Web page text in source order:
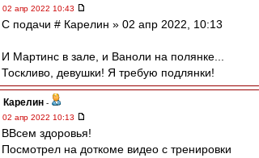
02 апр 2022 10:43
С подачи # Карелин » 02 апр 2022, 10:13
И Мартинс в зале, и Ваноли на полянке...
Тоскливо, девушки! Я требую подлянки!
Карелин -
02 апр 2022 10:13
ВВсем здоровья!
Посмотрел на доткоме видео с тренировки